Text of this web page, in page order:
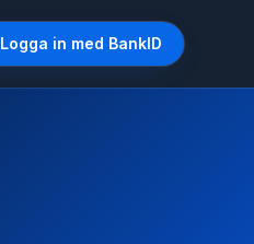
Logga in med BankID